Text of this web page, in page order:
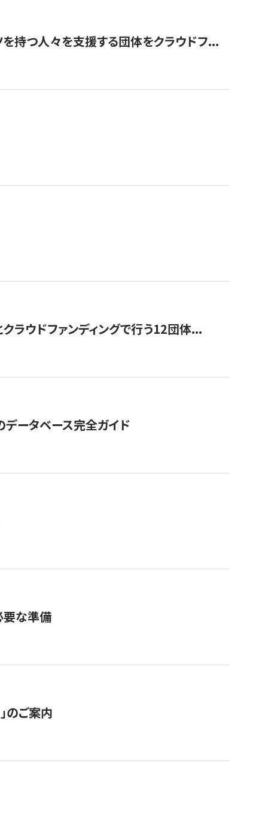
持つ人々を支援する団体をクラウドフ...
クラウドファンディングで行う12団体...
ータベース完全ガイド
要な準備
のご案内